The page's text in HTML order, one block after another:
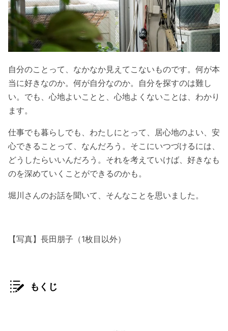
自分のことって、なかなか見えてこないものです。何が本
当に好きなのか。何が自分なのか。自分を探すのは難し
い。でも、心地よいことと、心地よくないことは、わかり
ます。
仕事でも暮らしでも、わたしにとって、居心地のよい、安
心できることって、なんだろう。そこにいつづけるには、
どうしたらいいんだろう。それを考えていけば、好きなも
のを深めていくことができるのかも。
堀川さんのお話を聞いて、そんなことを思いました。
【写真】長田朋子（1枚目以外）
もくじ